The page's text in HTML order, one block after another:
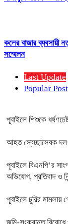
কলের বাজার ব্যবসায়ী
সম্মেলন
Last Update
Popular Post
পূবাইলে শিশুকে
আহত স্বেচ্ছাসেবক দল
পূবাইলে বিএনপি’র
অভিযোগ, প্রতিবাদ ও
পূবাইলে চুরির মামলায়